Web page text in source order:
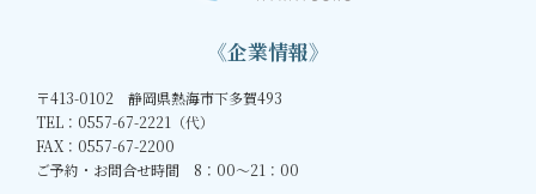
《企業情報》
〒413-0102 静岡県熱海市下多賀493
TEL：0557-67-2221（代）
FAX：0557-67-2200
ご予約・お問合せ時間 8：00～21：00